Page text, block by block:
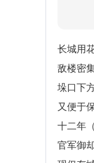
长城用
敌楼密
垛口下
又便于
十二年
官军御